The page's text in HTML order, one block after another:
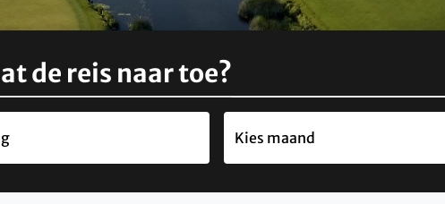
de reis naar toe?